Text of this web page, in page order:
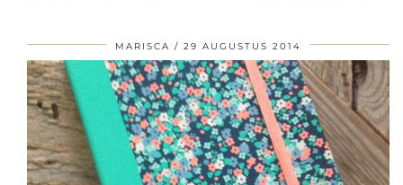
MARISCA 29 AUGUSTUS 2014